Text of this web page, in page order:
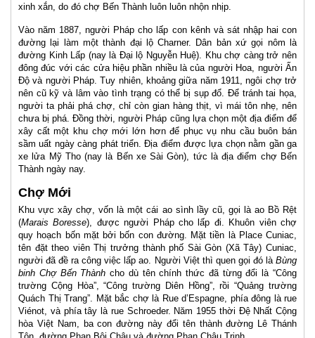
xinh xắn, do đó chợ Bến Thành luôn luôn nhộn nhịp.
Vào năm 1887, người Pháp cho lấp con kênh và sát nhập hai con
đường lại làm một thành đại lộ Charner. Dân bản xứ gọi nôm là
đường Kinh Lấp (nay là Đại lộ Nguyễn Huệ). Khu chợ càng trở nên
đông đúc với các cửa hiệu phần nhiều là của người Hoa, người Ấn
Độ và người Pháp. Tuy nhiên, khoảng giữa năm 1911, ngôi chợ trở
nên cũ kỹ và lâm vào tình trạng có thể bị sụp đổ. Để tránh tai họa,
người ta phải phá chợ, chỉ còn gian hàng thịt, vì mái tôn nhẹ, nên
chưa bị phá. Đồng thời, người Pháp cũng lựa chọn một địa điểm để
xây cất một khu chợ mới lớn hơn để phục vụ nhu cầu buôn bán
sầm uất ngày càng phát triển. Địa điểm được lựa chọn nằm gần ga
xe lửa Mỹ Tho (nay là Bến xe Sài Gòn), tức là địa điểm chợ Bến
Thành ngày nay.
Chợ Mới
Khu vực xây chợ, vốn là một cái ao sình lầy cũ, gọi là ao Bồ Rệt
(Marais Boresse), được người Pháp cho lấp đi. Khuôn viên chợ
quy hoạch bốn mặt bởi bốn con đường. Mặt tiền là Place Cuniac,
tên đặt theo viên Thị trưởng thành phố Sài Gòn (Xã Tây) Cuniac,
người đã đề ra công việc lấp ao. Người Việt thì quen gọi đó là Bùng
binh Chợ Bến Thành cho dù tên chính thức đã từng đổi là “Công
trường Cộng Hòa”, “Công trường Diên Hồng”, rồi “Quảng trường
Quách Thị Trang”. Mặt bắc chợ là Rue d’Espagne, phía đông là rue
Viénot, và phía tây là rue Schroeder. Năm 1955 thời Đệ Nhất Cộng
hòa Việt Nam, ba con đường này đổi tên thành đường Lê Thánh